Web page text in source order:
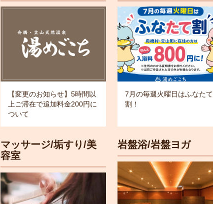
【変更のお知らせ】5時間以
上ご滞在で追加料金200円に
ついて
7月の毎週火曜日はふなたて
割！
マッサージ/垢すり/美
容室
岩盤浴/岩盤ヨガ